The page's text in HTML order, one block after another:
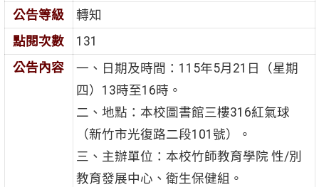
公告等級
轉知
點閱次數
131
公告內容
一、日期及時間：115年5月21日（星期
四）13時至16時。
二、地點：本校圖書館三樓316紅氣球
（新竹市光復路二段101號）。
三、主辦單位：本校竹師教育學院 性/別
教育發展中心、衛生保健組。